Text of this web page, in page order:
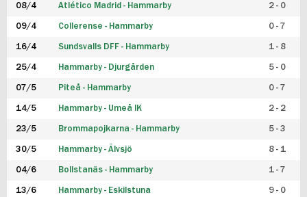
08/4 Atlético Madrid - Hammarby 2 - 0
09/4 Collerense - Hammarby 0 - 7
16/4 Sundsvalls DFF - Hammarby 1 - 8
25/4 Hammarby - Djurgården 5 - 0
07/5 Piteå - Hammarby 0 - 7
14/5 Hammarby - Umeå IK 2 - 2
23/5 Brommapojkarna - Hammarby 5 - 3
30/5 Hammarby - Älvsjö 8 - 1
04/6 Bollstanäs - Hammarby 1 - 7
13/6 Hammarby - Eskilstuna 9 - 0